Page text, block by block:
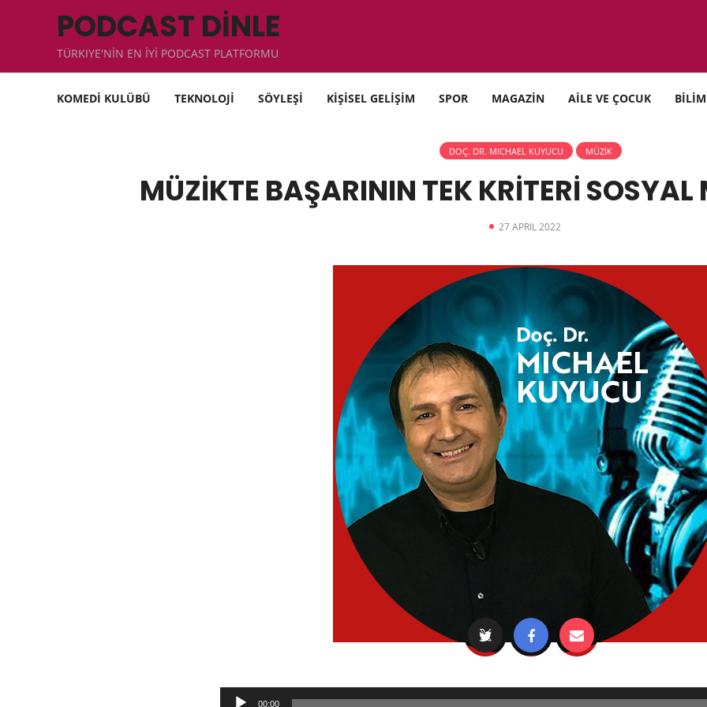
PODCAST DİNLE
TÜRKIYE'NİN EN İYİ PODCAST PLATFORMU
KOMEDİ KULÜBÜ TEKNOLOJİ SÖYLEŞİ KİŞİSEL GELİŞİM SPOR MAGAZİN AİLE VE ÇOCUK BİLİM
DOÇ. DR. MICHAEL KUYUCU MÜZİK
MÜZİKTE BAŞARININ TEK KRİTERİ
27 APRIL 2022
Audio
00:00